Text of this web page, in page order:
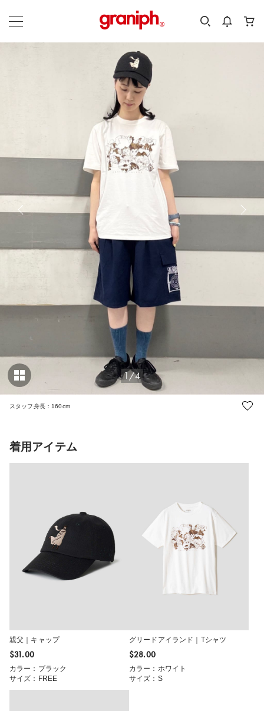
カテゴリーから探す
MEN KIDS
1/4
スタッフ身長：160cm
着用アイテム
親父｜キャップ
$‌31.00
カラー：ブラック
サイズ：FREE
グリードアイランド｜Tシャツ
$‌28.00
カラー：ホワイト
サイズ：S